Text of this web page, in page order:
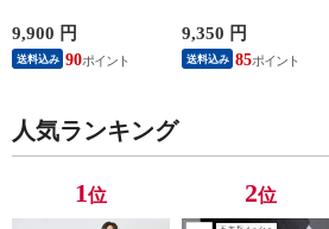
れが取れる パジャマ
血行促進 肩こり 腰
痛対策 疲れ 軽減 ル
ゼント 敬老の日 男
性用 安眠サポート
プルデザイン 杢グレ
9,900 円
送料込み 90
ンツ 春夏用【一般医
療機器】部屋着 肩こ
り 冷え性 疲れが取
ームウェア リカバリ
9,350 円
送料込み 85
人気ランキング
1位 2位